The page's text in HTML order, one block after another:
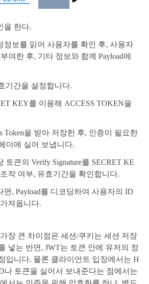
을 한다.
정보를 읽어 사용자를 확인 후, 사용자
여한 후, 기타 정보와 함께 Payload에
기간을 설정합니다.
KEY를 이용해 ACCESS TOKEN을
Token을 받아 저장한 후, 인증이 필요한
더에 실어 보냅니다.
토큰의 Verify Signature를 SECRET KE
작 여부, 유효기간을 확인합니다.
면, Payload를 디코딩하여 사용자의 ID
져옵니다.
장 큰 차이점은 세션/쿠키는 세션 저장
넣는 반면, JWT는 토큰 안에 유저의 정
입니다. 물론 클라이언트 입장에서는 H
나 토큰을 실어서 보내준다는 점에서는